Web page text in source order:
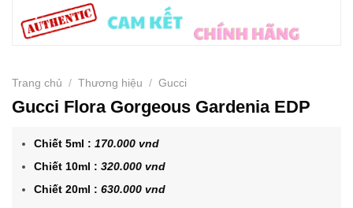
Trang chủ / Thương hiệu / Gucci
Gucci Flora Gorgeous Gardenia EDP
Chiết 5ml :170.000 vnd
Chiết 10ml :320.000 vnd
Chiết 20ml :630.000 vnd